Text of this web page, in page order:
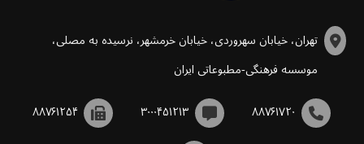
تهران، خیابان سهروردی، خیابان خرمشهر، نرسیده به مصلی،
موسسه فرهنگی-مطبوعاتی ایران
۸۸۷۶۱۷۲۰ ۳۰۰۰۴۵۱۲۱۳ ۸۸۷۶۱۲۵۴